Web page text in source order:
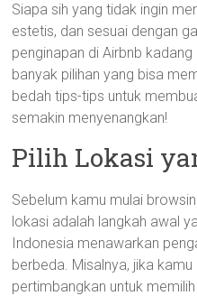
Siapa sih yang tidak ingin
estetis, dan sesuai dengan
penginapan di Airbnb
banyak pilihan yang bisa
bedah tips-tips untuk
semakin menyenangkan!
Pilih Lokasi
Sebelum kamu mulai
lokasi adalah langkah awal
Indonesia menawarkan
berbeda. Misalnya, jika
pertimbangkan untuk